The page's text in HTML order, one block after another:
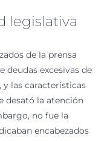
legislativa
de la prensa
deudas excesivas de
y las características
desató la atención
no fue la
encabezados